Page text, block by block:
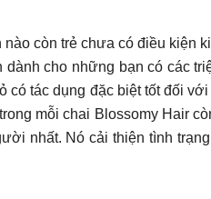
còn trẻ chưa có điều kiện
cho những bạn có các
có tác dụng đặc biệt tốt đối
mỗi chai Blossomy Hair
nhất. Nó cải thiện tình